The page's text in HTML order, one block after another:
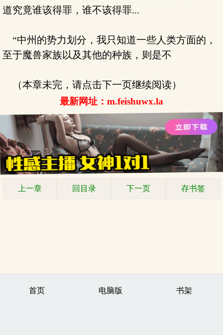
道究竟谁该得罪，谁不该得罪...
“中州的势力划分，我只知道一些人类方面的，
至于魔兽家族以及其他的种族，则是不
（本章未完，请点击下一页继续阅读）
最新网址：m.feishuwx.la
上一章 回目录 下一页 存书签
首页 电脑版 书架